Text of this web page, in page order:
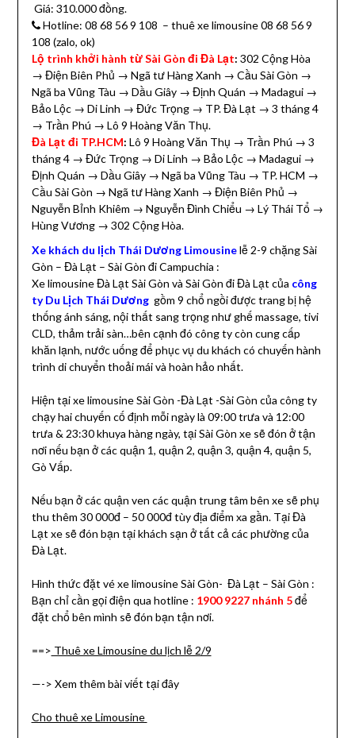
Giá: 310.000 đồng.
Hotline: 08 68 56 9 108 – thuê xe limousine 08 68 56 9
108 (zalo, ok)
Lộ trình khởi hành từ Sài Gòn đi Đà Lạt: 302 Cộng Hòa
→ Điện Biên Phủ → Ngã tư Hàng Xanh → Cầu Sài Gòn →
Ngã ba Vũng Tàu → Dầu Giây → Định Quán → Madagui →
Bảo Lộc → Di Linh → Đức Trọng → TP. Đà Lạt → 3 tháng 4
→ Trần Phú → Lô 9 Hoàng Văn Thụ.
Đà Lạt đi TP.HCM: Lô 9 Hoàng Văn Thụ → Trần Phú → 3
tháng 4 → Đức Trọng → Di Linh → Bảo Lộc → Madagui →
Định Quán → Dầu Giây → Ngã ba Vũng Tàu → TP. HCM →
Cầu Sài Gòn → Ngã tư Hàng Xanh → Điện Biên Phủ →
Nguyễn Bỉnh Khiêm → Nguyễn Đình Chiểu → Lý Thái Tổ →
Hùng Vương → 302 Cộng Hòa.
Xe khách du lịch Thái Dương Limousinelễ 2-9 chặng Sài
Gòn – Đà Lạt – Sài Gòn đi Campuchia :
Xe limousine Đà Lạt Sài Gòn và Sài Gòn đi Đà Lạt của công
ty Du Lịch Thái Dương gồm 9 chổ ngồi được trang bị hệ
thống ánh sáng, nội thất sang trọng như ghế massage, tivi
CLD, thảm trải sàn…bên cạnh đó công ty còn cung cấp
khăn lạnh, nước uống để phục vụ du khách có chuyến hành
trình di chuyển thoải mái và hoàn hảo nhất.
Hiện tại xe limousine Sài Gòn -Đà Lạt -Sài Gòn của công ty
chạy hai chuyến cố định mỗi ngày là 09:00 trưa và 12:00
trưa & 23:30 khuya hàng ngày, tại Sài Gòn xe sẽ đón ở tận
nơi nếu bạn ở các quận 1, quận 2, quận 3, quận 4, quận 5,
Gò Vấp.
Nếu bạn ở các quận ven các quận trung tâm bên xe sẽ phụ
thu thêm 30 000đ – 50 000đ tùy địa điểm xa gần. Tại Đà
Lạt xe sẽ đón bạn tại khách sạn ở tất cả các phường của
Đà Lạt.
Hình thức đặt vé xe limousine Sài Gòn- Đà Lạt – Sài Gòn :
Bạn chỉ cần gọi điện qua hotline : 1900 9227 nhánh 5để
đặt chổ bên mình sẽ đón bạn tận nơi.
==> Thuê xe Limousine du lịch lễ 2/9
—-> Xem thêm bài viết tại đây
Cho thuê xe Limousine